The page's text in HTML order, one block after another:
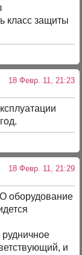
класс защиты
18 Февр. 11, 21:23
18 Февр. 11, 21:29
оборудование
и